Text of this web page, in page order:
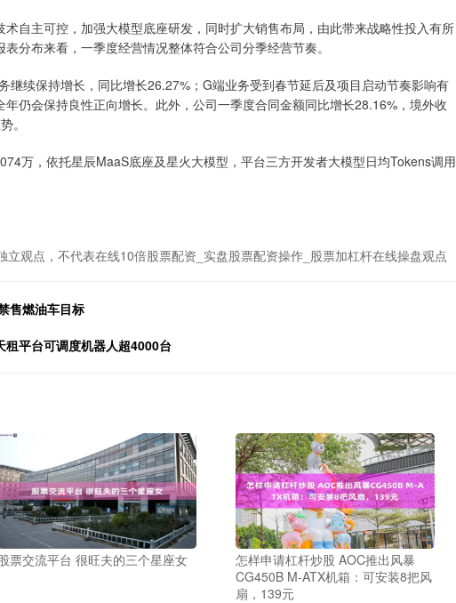
自主可控，加强大模型底座研发，同时扩大销售布局，由此带来战略性投入有所
分布来看，一季度经营情况整体符合公司分季经营节奏。
继续保持增长，同比增长26.27%；G端业务受到春节延后及项目启动节奏影响有
仍会保持良性正向增长。此外，公司一季度合同金额同比增长28.16%，境外收
。
万，依托星辰MaaS底座及星火大模型，平台三方开发者大模型日均Tokens调用
立观点，不代表在线10倍股票配资_实盘股票配资操作_股票加杠杆在线操盘观点
售燃油车目标
平台可调度机器人超4000台
票交流平台 很旺夫的三个星座女
怎样申请杠杆炒股 AOC推出风暴
CG450B M-ATX机箱：可安装8把风
扇，139元